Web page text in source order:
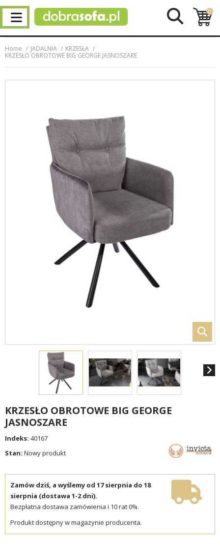
0
Home JADALNIA
KRZESŁA
KRZESŁO OBROTOWE BIG GEORGE JASNOSZARE
KRZESŁO OBROTOWE BIG GEORGE
JASNOSZARE
Indeks: 40167
Stan: Nowy produkt
Zamów dziś, a wyślemy od 17 sierpnia do 18
sierpnia (dostawa 1-2 dni).
Bezpłatna dostawa zamówienia i 10 rat 0%.
Produkt dostępny w magazynie producenta.